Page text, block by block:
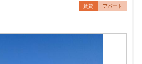
賃貸 アパート